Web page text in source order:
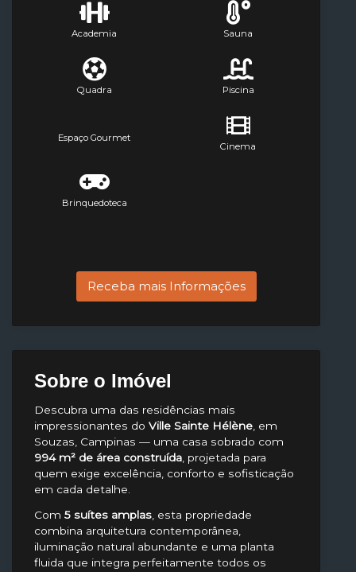
Academia Sauna
Quadra Piscina
Espaço Gourmet
Cinema
Brinquedoteca
Receba mais Informações
Sobre o Imóvel
Descubra uma das residências mais
impressionantes do Ville Sainte Hélène , em
Souzas, Campinas — uma casa sobrado com
994 m² de área construída , projetada para
quem exige excelência, conforto e sofisticação
em cada detalhe.
Com 5 suítes amplas , esta propriedade
combina arquitetura contemporânea,
iluminação natural abundante e uma planta
fluida que integra perfeitamente todos os